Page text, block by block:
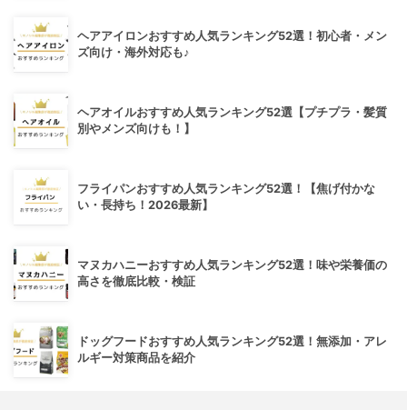
ヘアアイロンおすすめ人気ランキング52選！初心者・メン
ズ向け・海外対応も♪
ヘアオイルおすすめ人気ランキング52選【プチプラ・髪質
別やメンズ向けも！】
フライパンおすすめ人気ランキング52選！【焦げ付かな
い・長持ち！2026最新】
マヌカハニーおすすめ人気ランキング52選！味や栄養価の
高さを徹底比較・検証
ドッグフードおすすめ人気ランキング52選！無添加・アレ
ルギー対策商品を紹介